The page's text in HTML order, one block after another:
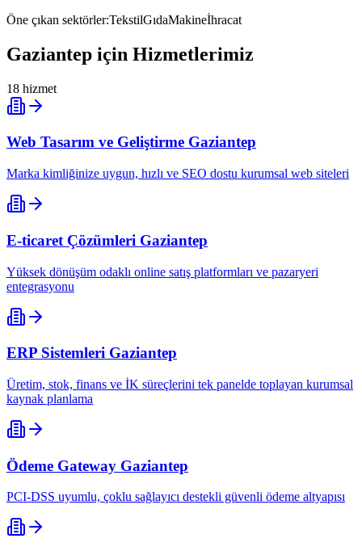
Öne çıkan sektörler:TekstilGıdaMakineİhracat
Gaziantep için Hizmetlerimiz
18 hizmet
Web Tasarım ve Geliştirme Gaziantep
Marka kimliğinize uygun, hızlı ve SEO dostu kurumsal web siteleri
E-ticaret Çözümleri Gaziantep
Yüksek dönüşüm odaklı online satış platformları ve pazaryeri
entegrasyonu
ERP Sistemleri Gaziantep
Üretim, stok, finans ve İK süreçlerini tek panelde toplayan kurumsal
kaynak planlama
Ödeme Gateway Gaziantep
PCI-DSS uyumlu, çoklu sağlayıcı destekli güvenli ödeme altyapısı